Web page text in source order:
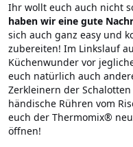
Ihr wollt euch auch nicht
haben wir eine gute
sich auch ganz easy und
zubereiten! Im Linkslauf
Küchenwunder vor
euch natürlich auch
Zerkleinern der
händische Rühren vom
euch der Thermomix®
öffnen!